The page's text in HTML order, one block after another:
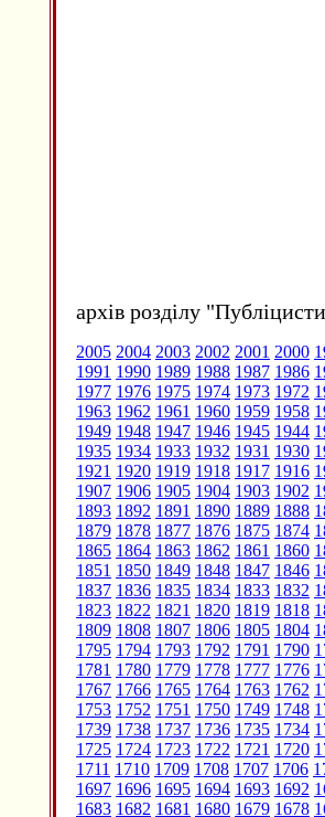
архів розділу
2005 2004 2003 2002 2001 2000
1991 1990 1989 1988 1987 1986
1977 1976 1975 1974 1973 1972
1963 1962 1961 1960 1959 1958
1949 1948 1947 1946 1945 1944
1935 1934 1933 1932 1931 1930
1921 1920 1919 1918 1917 1916
1907 1906 1905 1904 1903 1902
1893 1892 1891 1890 1889 1888
1879 1878 1877 1876 1875 1874
1865 1864 1863 1862 1861 1860
1851 1850 1849 1848 1847 1846
1837 1836 1835 1834 1833 1832
1823 1822 1821 1820 1819 1818
1809 1808 1807 1806 1805 1804
1795 1794 1793 1792 1791 1790
1781 1780 1779 1778 1777 1776
1767 1766 1765 1764 1763 1762
1753 1752 1751 1750 1749 1748
1739 1738 1737 1736 1735 1734
1725 1724 1723 1722 1721 1720
1711 1710 1709 1708 1707 1706
1697 1696 1695 1694 1693 1692
1683 1682 1681 1680 1679 1678